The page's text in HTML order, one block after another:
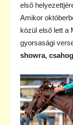
első
Amikor
közül első lett a
gyorsasági
showra,